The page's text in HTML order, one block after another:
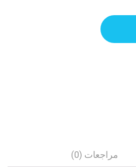
مراجعات (0)